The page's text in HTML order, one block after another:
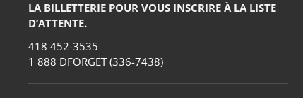
LA BILLETTERIE POUR VOUS INSCRIRE À LA LISTE
D’ATTENTE.
418 452-3535
1 888 DFORGET (336-7438)